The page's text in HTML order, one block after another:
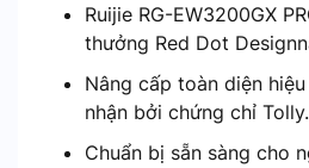
Ruijie RG-EW3200GX
thưởng Red Dot
Nâng cấp toàn diện
nhận bởi chứng chỉ Tolly.
Chuẩn bị sẵn sàng cho